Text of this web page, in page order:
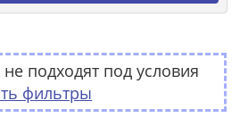
подходят под условия
фильтры